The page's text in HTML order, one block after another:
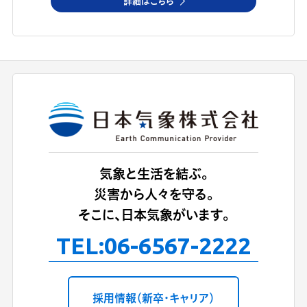
気象と生活を結ぶ。
災害から人々を守る。
そこに、日本気象がいます。
TEL:06-6567-2222
採用情報（新卒・キャリア）